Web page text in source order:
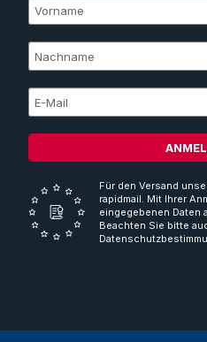
Für den Versand
rapidmail. Mit Ihrer
eingegebenen Daten
Beachten Sie bitte